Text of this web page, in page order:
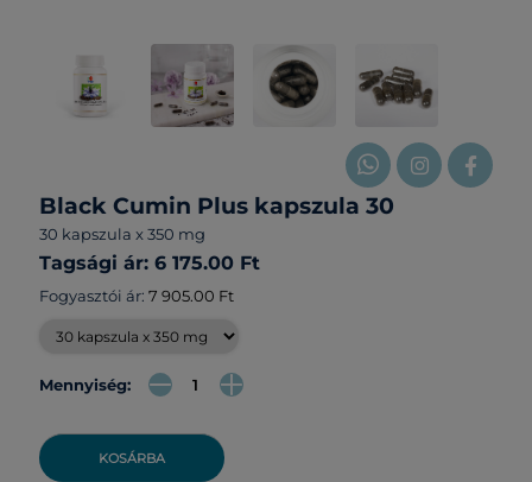
Black Cumin Plus kapszula 30
30 kapszula x 350 mg
Tagsági ár: 6 175.00 Ft
Fogyasztói ár: 7 905.00 Ft
Mennyiség:
KOSÁRBA